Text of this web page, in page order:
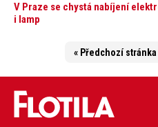
V Praze se chystá nabíjení
i lamp
« Předchozí stránka